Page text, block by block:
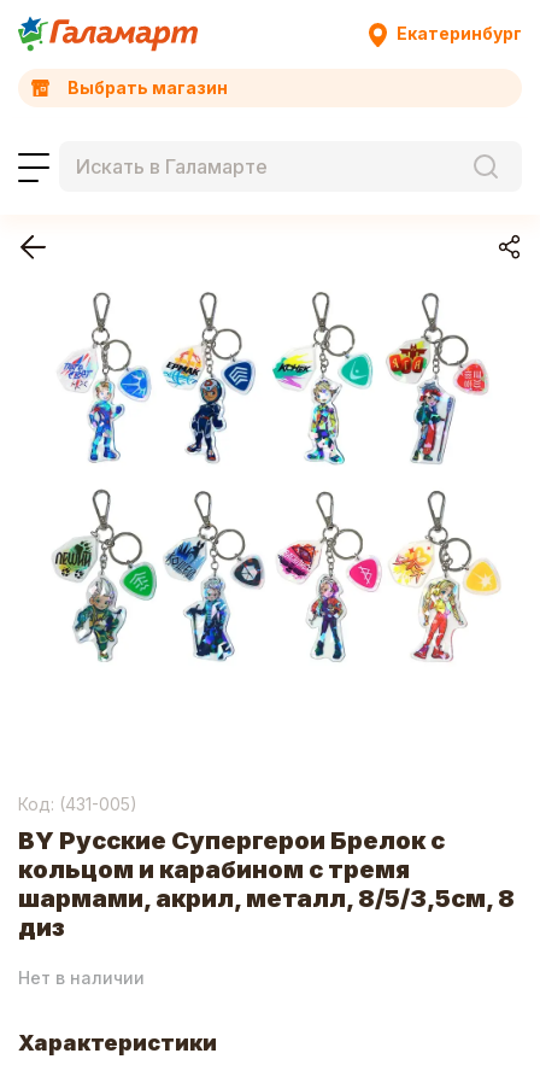
Екатеринбург
Выбрать магазин
Код: (431-005)
BY Русские Супергерои Брелок с
кольцом и карабином с тремя
шармами, акрил, металл, 8/5/3,5см, 8
диз
Нет в наличии
Характеристики